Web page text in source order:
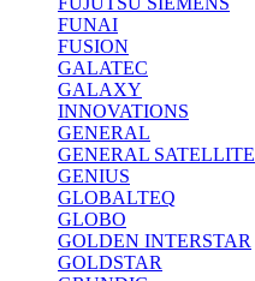
FUNAI
FUSION
GALATEC
GALAXY
INNOVATIONS
GENERAL
GENERAL SATELLITE
GENIUS
GLOBALTEQ
GLOBO
GOLDEN INTERSTAR
GOLDSTAR